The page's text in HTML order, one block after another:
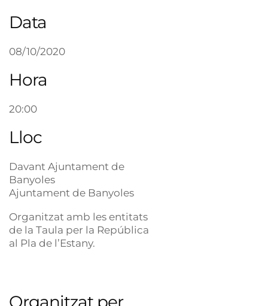
Data
08/10/2020
Hora
20:00
Lloc
Davant Ajuntament de
Banyoles
Ajuntament de Banyoles
Organitzat amb les entitats
de la Taula per la República
al Pla de l’Estany.
Organitzat per